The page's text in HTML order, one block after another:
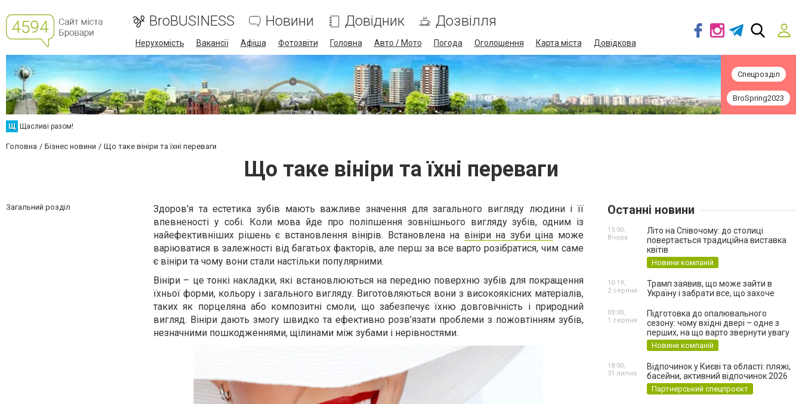
BroBUSINESS Новини Довідник Дозвілля
Нерухомість Вакансії Афіша Фотозвіти Головна Авто / Мото Погода Оголошення Карта міста Довідкова
Спецрозділ
BroSpring2023
Щ Щасливі разом!
Головна Бізнес новини Що таке вініри та їхні переваги
Що таке вініри та їхні переваги
Загальний розділ
Здоров'я та естетика зубів мають важливе значення для загального вигляду людини і її
впевненості у собі. Коли мова йде про поліпшення зовнішнього вигляду зубів, одним із
найефективніших рішень є встановлення вінірів. Встановлена на вініри на зуби ціна може
варіюватися в залежності від багатьох факторів, але перш за все варто розібратися, чим саме
є вініри та чому вони стали настільки популярними.
Вініри – це тонкі накладки, які встановлюються на передню поверхню зубів для покращення
їхньої форми, кольору і загального вигляду. Виготовляються вони з високоякісних матеріалів,
таких як порцеляна або композитні смоли, що забезпечує їхню довговічність і природний
вигляд. Вініри дають змогу швидко та ефективно розв’язати проблеми з пожовтінням зубів,
незначними пошкодженнями, щілинами між зубами і нерівностями.
Останні новини
Літо на Співочому: до столиці
повертається традиційна виставка
квітів
Новини компаній
15:00,
Вчора
Трамп заявив, що може зайти в
Україну і забрати все, що захоче
10:19,
2 серпня
Підготовка до опалювального
сезону: чому вхідні двері – одне з
перших, на що варто звернути увагу
Новини компаній
09:00,
1 серпня
Відпочинок у Києві та області: пляжі,
басейни, активний відпочинок 2026
Партнерський спецпроєкт
18:00,
31 липня